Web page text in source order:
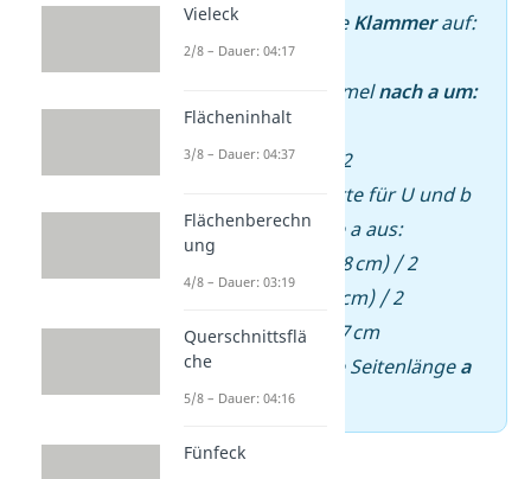
–Löse dann dieKlammerauf:
U = 2 · a + 2 · b
die Formelnach a um:
2 · a = U – 2 · b
a = (U – 2 · b) / 2
die Werte für U und b
einund rechne a aus:
a = (30 cm – 2 · 8 cm) / 2
a = (30 cm – 16 cm) / 2
a = 14 cm / 2 = 7 cm
–
„Die fehlende Seitenlängea
ist 7 cm lang.“
Vieleck
2/8 – Dauer: 04:17
Flächeninhalt
3/8 – Dauer: 04:37
Flächenberechn
ung
4/8 – Dauer: 03:19
Querschnittsflä
che
5/8 – Dauer: 04:16
Fünfeck